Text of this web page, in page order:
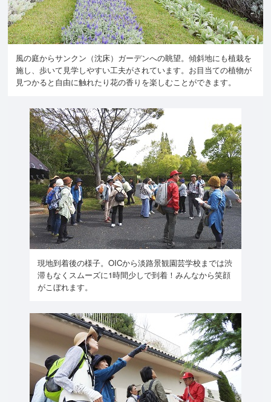
風の庭からサンクン（沈床）ガーデンへの眺望。傾斜地にも植栽を
施し、歩いて見学しやすい工夫がされています。お目当ての植物が
見つかると自由に触れたり花の香りを楽しむことができます。
現地到着後の様子。OICから淡路景観園芸学校までは渋
滞もなくスムーズに1時間少しで到着！みんなから笑顔
がこぼれます。